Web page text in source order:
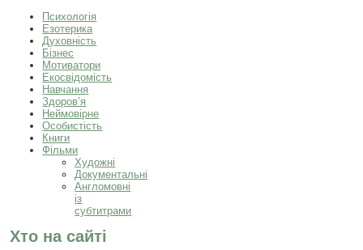
Психологія
Езотерика
Духовність
Бізнес
Мотиватори
Екосвідомість
Навчання
Здоров’я
Неймовірне
Особистість
Книги
Фільми
Художні
Документальні
Англомовні
із
субтитрами
Хто на сайті